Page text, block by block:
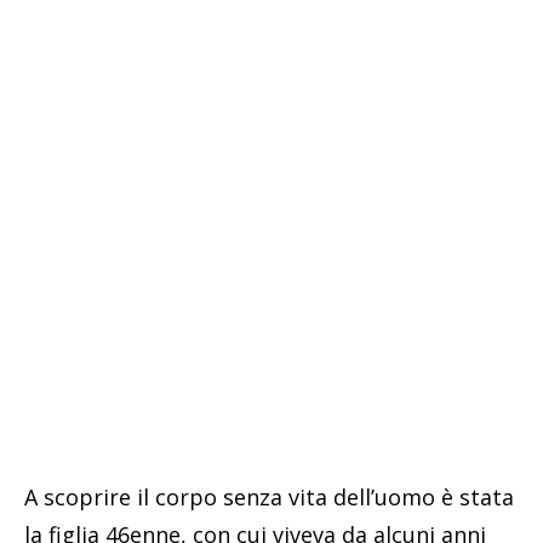
A scoprire il corpo senza vita dell’uomo è stata
la figlia 46enne, con cui viveva da alcuni anni